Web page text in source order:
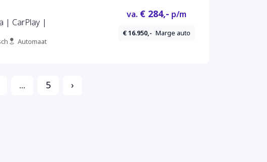
| CarPlay |
Automaat
va. € 284,- p/m
€ 16.950,- Marge auto
... 5 ›